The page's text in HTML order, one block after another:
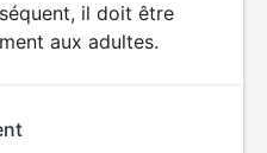
il doit être
aux adultes.